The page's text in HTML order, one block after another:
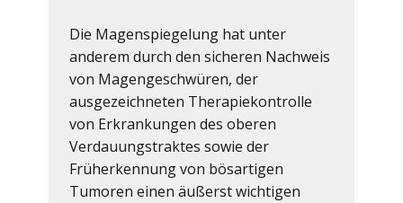
Die Magenspiegelung hat unter
anderem durch den sicheren Nachweis
von Magengeschwüren, der
ausgezeichneten Therapiekontrolle
von Erkrankungen des oberen
Verdauungstraktes sowie der
Früherkennung von bösartigen
Tumoren einen äußerst wichtigen